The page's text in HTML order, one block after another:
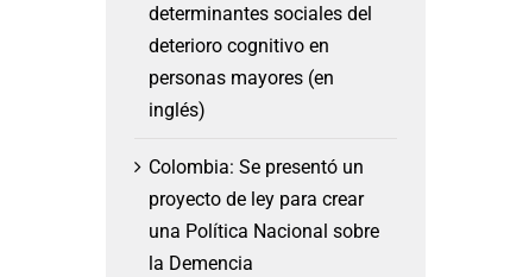
determinantes sociales del
deterioro cognitivo en
personas mayores (en
inglés)
Colombia: Se presentó un
proyecto de ley para crear
una Política Nacional sobre
la Demencia